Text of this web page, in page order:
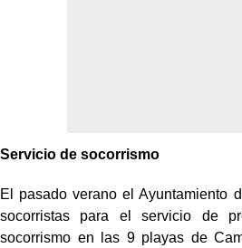
Servicio de socorrismo
El pasado verano el Ayuntamiento
socorristas para el servicio de
socorrismo en las 9 playas de